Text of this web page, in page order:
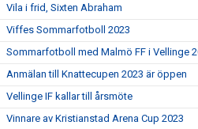
Vila i frid, Sixten Abraham
Viffes Sommarfotboll 2023
Sommarfotboll med Malmö FF i Vellinge
Anmälan till Knattecupen 2023 är öppen
Vellinge IF kallar till årsmöte
Vinnare av Kristianstad Arena Cup 2023